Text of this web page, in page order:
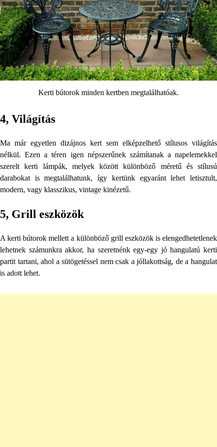
Kerti bútorok minden kertben megtalálhatóak.
4, Világítás
Ma már egyetlen dizájnos kert sem elképzelhető stílusos világítás
nélkül. Ezen a téren igen népszerűnek számítanak a napelemekkel
szerelt kerti lámpák, melyek között különböző méretű és stílusú
darabokat is megtalálhatunk, így kertünk egyaránt lehet letisztult,
modern, vagy klasszikus, vintage kinézetű.
5, Grill eszközök
A kerti bútorok mellett a különböző grill eszközök is elengedhetetlenek
lehetnek számunkra akkor, ha szeretnénk egy-egy jó hangulatú kerti
partit tartani, ahol a sütögetéssel nem csak a jóllakottság, de a hangulat
is adott lehet.